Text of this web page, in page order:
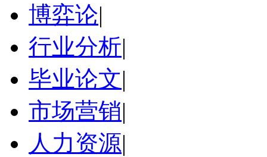
博弈论|
行业分析|
毕业论文|
市场营销|
人力资源|